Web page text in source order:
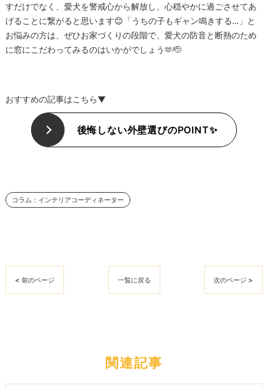
すだけでなく、愛犬を警戒心から解放し、心穏やかに過ごさせてあ
げることに繋がると思います😊「うちの子もギャン鳴きする…」と
お悩みの方は、ぜひお家づくりの段階で、愛犬の防音と断熱のため
に窓にこだわってみるのはいかがでしょう🫶🫡
おすすめの記事はこちら▼
後悔しない外壁選びのPOINT✨
コラム：インテリアコーディネーター
< 前のページ 一覧に戻る 次のページ >
関連記事